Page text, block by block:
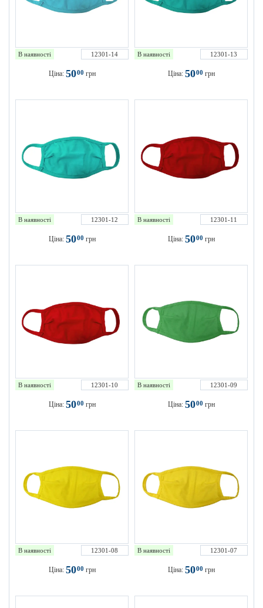
В наявності 12301-14
Ціна: 5000 грн
В наявності 12301-13
Ціна: 5000 грн
В наявності 12301-12
Ціна: 5000 грн
В наявності 12301-11
Ціна: 5000 грн
В наявності 12301-10
Ціна: 5000 грн
В наявності 12301-09
Ціна: 5000 грн
В наявності 12301-08
Ціна: 5000 грн
В наявності 12301-07
Ціна: 5000 грн